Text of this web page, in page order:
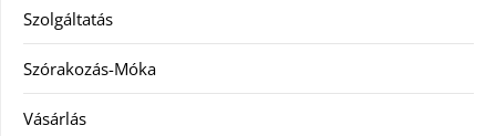
Szolgáltatás
Szórakozás-Móka
Vásárlás